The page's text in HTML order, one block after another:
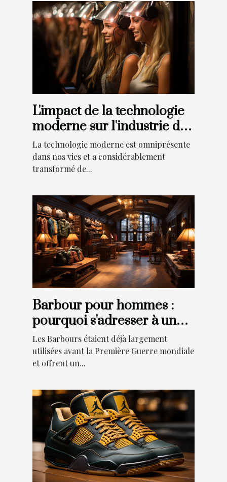
L'impact de la technologie
moderne sur l'industrie des
photobooths
La technologie moderne est omniprésente
dans nos vies et a considérablement
transformé de...
Barbour pour hommes :
pourquoi s'adresser à une
boutique en ligne de
barbour ?
Les Barbours étaient déjà largement
utilisées avant la Première Guerre mondiale
et offrent un...